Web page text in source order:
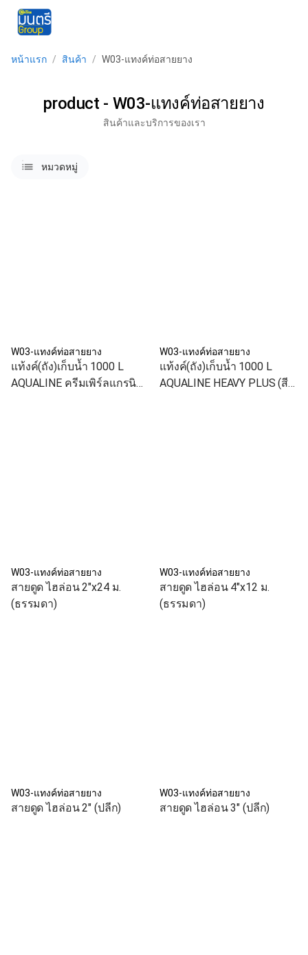
หน้าแรก / สินค้า / W03-แทงค์ท่อสายยาง
product - W03-แทงค์ท่อสายยาง
สินค้าและบริการของเรา
listsหมวดหมู่
W03-แทงค์ท่อสายยาง
แท้งค์(ถัง)เก็บน้ำ 1000 L
AQUALINE ครีมเพิร์ลแกรนิต
W03-แทงค์ท่อสายยาง
แท้งค์(ถัง)เก็บน้ำ 1000 L
AQUALINE HEAVY PLUS (สี
W03-แทงค์ท่อสายยาง
สายดูด ไฮล่อน 2"x24 ม.
(ธรรมดา)
W03-แทงค์ท่อสายยาง
สายดูด ไฮล่อน 4"x12 ม.
(ธรรมดา)
W03-แทงค์ท่อสายยาง
สายดูด ไฮล่อน 2" (ปลีก)
W03-แทงค์ท่อสายยาง
สายดูด ไฮล่อน 3" (ปลีก)